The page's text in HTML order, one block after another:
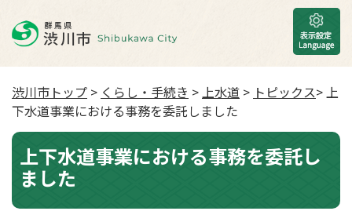
渋川市トップ > くらし・手続き >上水道 > トピックス> 上
下水道事業における事務を委託しました
上下水道事業における事務を委託し
ました